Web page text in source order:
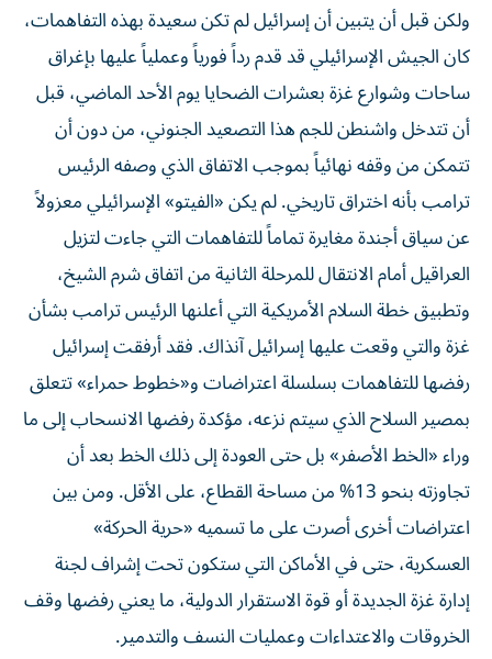
ولكن قبل أن يتبين أن إسرائيل لم تكن سعيدة بهذه التفاهمات،
كان الجيش الإسرائيلي قد قدم رداً فورياً وعملياً عليها بإغراق
ساحات وشوارع غزة بعشرات الضحايا يوم الأحد الماضي، قبل
أن تتدخل واشنطن للجم هذا التصعيد الجنوني، من دون أن
تتمكن من وقفه نهائياً بموجب الاتفاق الذي وصفه الرئيس
ترامب بأنه اختراق تاريخي. لم يكن «الفيتو» الإسرائيلي معزولاً
عن سياق أجندة مغايرة تماماً للتفاهمات التي جاءت لتزيل
العراقيل أمام الانتقال للمرحلة الثانية من اتفاق شرم الشيخ،
وتطبيق خطة السلام الأمريكية التي أعلنها الرئيس ترامب بشأن
غزة والتي وقعت عليها إسرائيل آنذاك. فقد أرفقت إسرائيل
رفضها للتفاهمات بسلسلة اعتراضات و«خطوط حمراء» تتعلق
بمصير السلاح الذي سيتم نزعه، مؤكدة رفضها الانسحاب إلى ما
وراء «الخط الأصفر» بل حتى العودة إلى ذلك الخط بعد أن
تجاوزته بنحو 13% من مساحة القطاع، على الأقل. ومن بين
اعتراضات أخرى أصرت على ما تسميه «حرية الحركة»
العسكرية، حتى في الأماكن التي ستكون تحت إشراف لجنة
إدارة غزة الجديدة أو قوة الاستقرار الدولية، ما يعني رفضها وقف
الخروقات والاعتداءات وعمليات النسف والتدمير.